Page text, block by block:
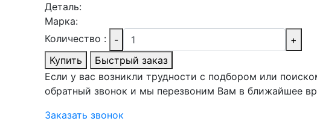
Деталь:
Марка:
Количество :
-
+
Купить
Быстрый заказ
Если у вас возникли трудности с подбором или
обратный звонок и мы перезвоним Вам в ближайшее
Заказать звонок